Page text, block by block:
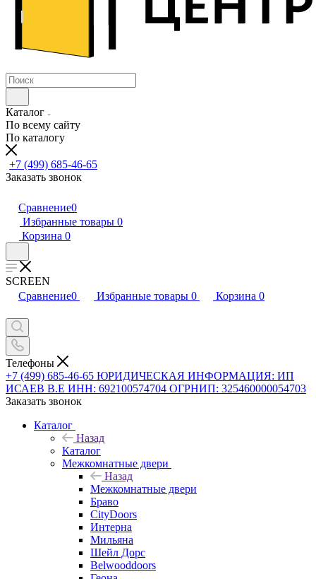
Каталог
По всему сайту
По каталогу
+7 (499) 685-46-65
Заказать звонок
Сравнение0
Избранные товары 0
Корзина 0
SCREEN
Сравнение0 Избранные товары 0 Корзина 0
Телефоны
+7 (499) 685-46-65 ЮРИДИЧЕСКАЯ ИНФОРМАЦИЯ: ИП
ИСАЕВ В.Е ИНН: 692100574704 ОГРНИП: 325460000054703
Заказать звонок
Каталог
Назад
Каталог
Межкомнатные двери
Назад
Межкомнатные двери
Браво
CityDoors
Интерна
Мильяна
Шейл Дорс
Belwooddoors